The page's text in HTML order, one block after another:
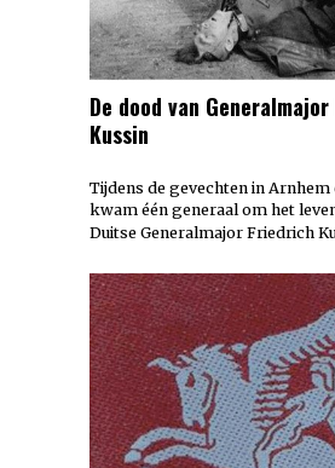
De dood van
Kussin
Tijdens de gevechten in
kwam één generaal om het
Duitse Generalmajor Friedrich